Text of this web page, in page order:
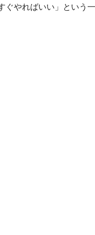
ぐやればいい」という一